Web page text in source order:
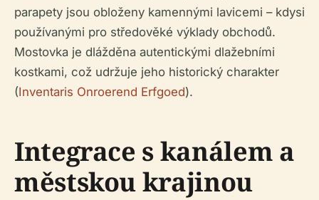
parapety jsou obloženy kamennými lavicemi – kdysi
používanými pro středověké výklady obchodů.
Mostovka je dlážděna autentickými dlažebními
kostkami, což udržuje jeho historický charakter
(Inventaris Onroerend Erfgoed).
Integrace s kanálem a
městskou krajinou